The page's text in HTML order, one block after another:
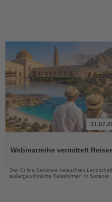
die
Webinarreihe vermittelt
Drei Online-Seminare beleuchten
außergewöhnliche Reiseformen im Sultanat